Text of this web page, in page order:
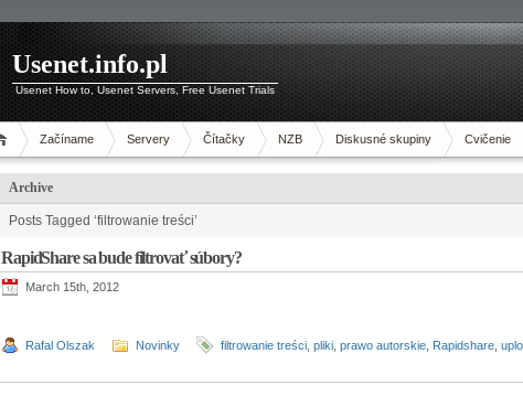
Usenet.info.pl
Usenet How to, Usenet Servers, Free Usenet Trials
Začíname Servery Čítačky NZB Diskusné skupiny Cvičenie
Archive
Posts Tagged ‘filtrowanie treści’
RapidShare sa bude filtrovať súbory?
March 15th, 2012
Rafal Olszak Novinky filtrowanie treści pliki prawo autorskie Rapidshare